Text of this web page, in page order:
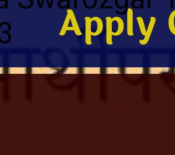
Apply